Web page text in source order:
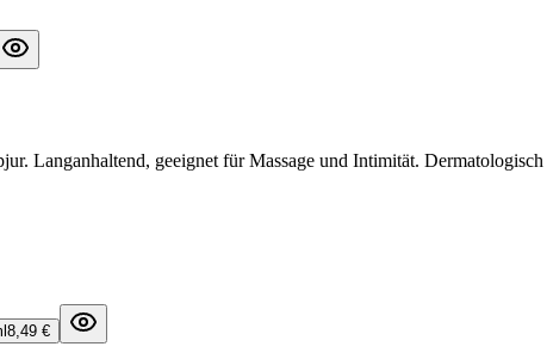
Langanhaltend, geeignet für Massage und Intimität. Dermatologisch
8,49 €